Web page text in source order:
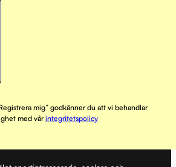
mig” godkänner du att vi behandlar
med vårintegritetspolicy